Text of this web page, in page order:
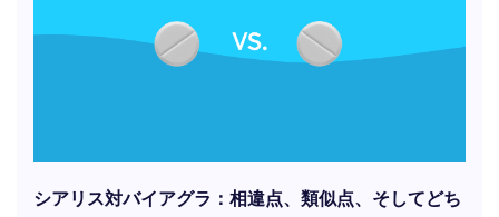
シアリス対バイアグラ：相違点、類似点、そしてどち